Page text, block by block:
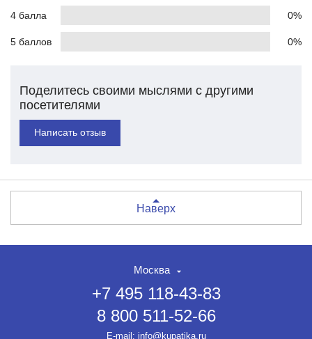
4 балла 0%
5 баллов 0%
Поделитесь своими мыслями с другими
посетителями
Написать отзыв
Наверх
Москва
+7 495 118-43-83
8 800 511-52-66
E-mail: info@kupatika.ru